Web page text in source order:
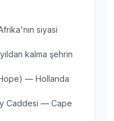
siyasi
kalma şehrin
— Hollanda
Caddesi — Cape